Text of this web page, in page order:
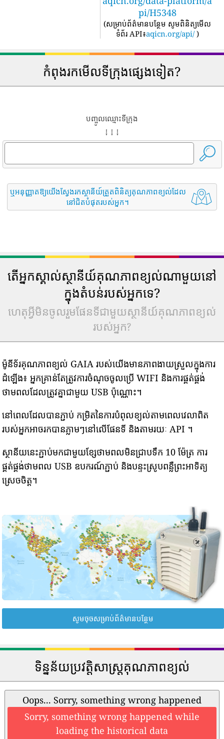
pi/H5348
(សម្រាប់ព័ត៌មានបន្ថែម សូមពិនិត្យមើល
ទំព័រ API៖aqicn.org/api/ )
កំពុងរកមើលទីក្រុងផ្សេងទៀត?
បញ្ចូលឈ្មោះទីក្រុង
↓ ↓ ↓
ឬអនុញ្ញាតឱ្យយើងស្វែងរកស្ថានីយ៍ត្រួតពិនិត្យគុណភាពខ្យល់ដែល
នៅជិតបំផុតរបស់អ្នក។
តើអ្នកស្គាល់ស្ថានីយ៍គុណភាពខ្យល់ណាមួយនៅ
ក្នុងតំបន់របស់អ្នកទេ?
ហេតុអ្វីមិនចូលរួមផែនទីជាមួយស្ថានីយ៍គុណភាពខ្យល់
របស់អ្នក?
ម៉ូនីទ័រគុណភាពខ្យល់ GAIA របស់យើងមានភាពងាយស្រួលក្នុងការ
ដំឡើង៖ អ្នកគ្រាន់តែត្រូវការចំណុចចូលប្រើ WIFI និងការផ្គត់ផ្គង់
ថាមពលដែលត្រូវគ្នាជាមួយ USB ប៉ុណ្ណោះ។
នៅពេលដែលបានភ្ជាប់ កម្រិតនៃការបំពុលខ្យល់តាមពេលវេលាពិត
របស់អ្នកអាចរកបានភ្លាមៗនៅលើផែនទី និងតាមរយៈ API ។
ស្ថានីយនេះភ្ជាប់មកជាមួយខ្សែថាមពលមិនជ្រាបទឹក 10 ម៉ែត្រ ការ
ផ្គត់ផ្គង់ថាមពល USB ឧបករណ៍ភ្ជាប់ និងបន្ទះស្រូបពន្លឺព្រះអាទិត្យ
ស្រេចចិត្ត។
សូមចុចសម្រាប់ព័ត៌មានបន្ថែម
ទិន្នន័យប្រវត្តិសាស្រ្តគុណភាពខ្យល់
Oops... Sorry, something wrong happened
Sorry, something wrong happened while
loading the historical data